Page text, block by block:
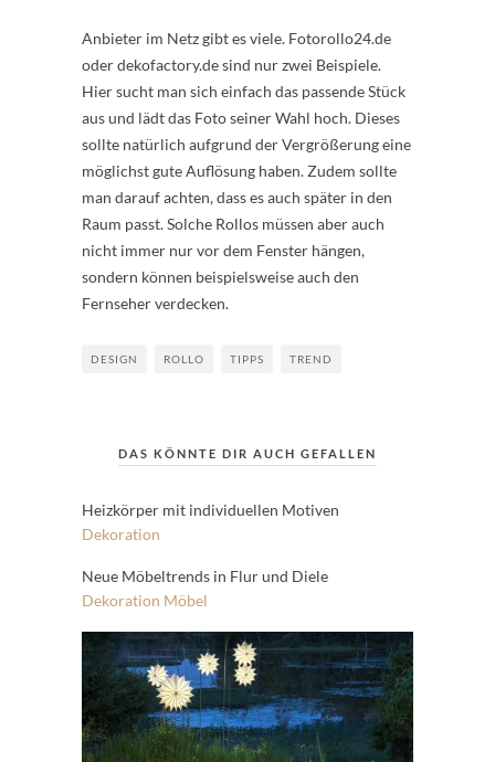
Anbieter im Netz gibt es viele. Fotorollo24.de
oder dekofactory.de sind nur zwei Beispiele.
Hier sucht man sich einfach das passende Stück
aus und lädt das Foto seiner Wahl hoch. Dieses
sollte natürlich aufgrund der Vergrößerung eine
möglichst gute Auflösung haben. Zudem sollte
man darauf achten, dass es auch später in den
Raum passt. Solche Rollos müssen aber auch
nicht immer nur vor dem Fenster hängen,
sondern können beispielsweise auch den
Fernseher verdecken.
DESIGN ROLLO TIPPS TREND
DAS KÖNNTE DIR AUCH GEFALLEN
Heizkörper mit individuellen Motiven
Dekoration
Neue Möbeltrends in Flur und Diele
Dekoration Möbel